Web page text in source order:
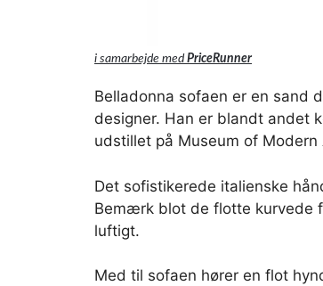
i samarbejde med PriceRunner
Belladonna sofaen er en sand
designer. Han er blandt andet
udstillet på Museum of Modern
Det sofistikerede italienske
Bemærk blot de flotte kurvede
luftigt.
Med til sofaen hører en flot